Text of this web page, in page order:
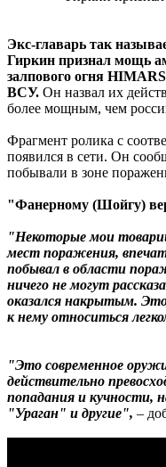
Экс-главарь так
Гиркин признал мощь
залпового огня
ВСУ. Он назвал их
более мощным, чем
Фрагмент ролика с
появился в сети. Он
побывали в зоне
"Фанерному (Шойгу)
"Некоторые мои
мест поражения,
побывал в области
ничего не могут
оказался накрытым. Это
к нему относиться
"Это современное
действительно
попадания и
"Ураган" и другие", –